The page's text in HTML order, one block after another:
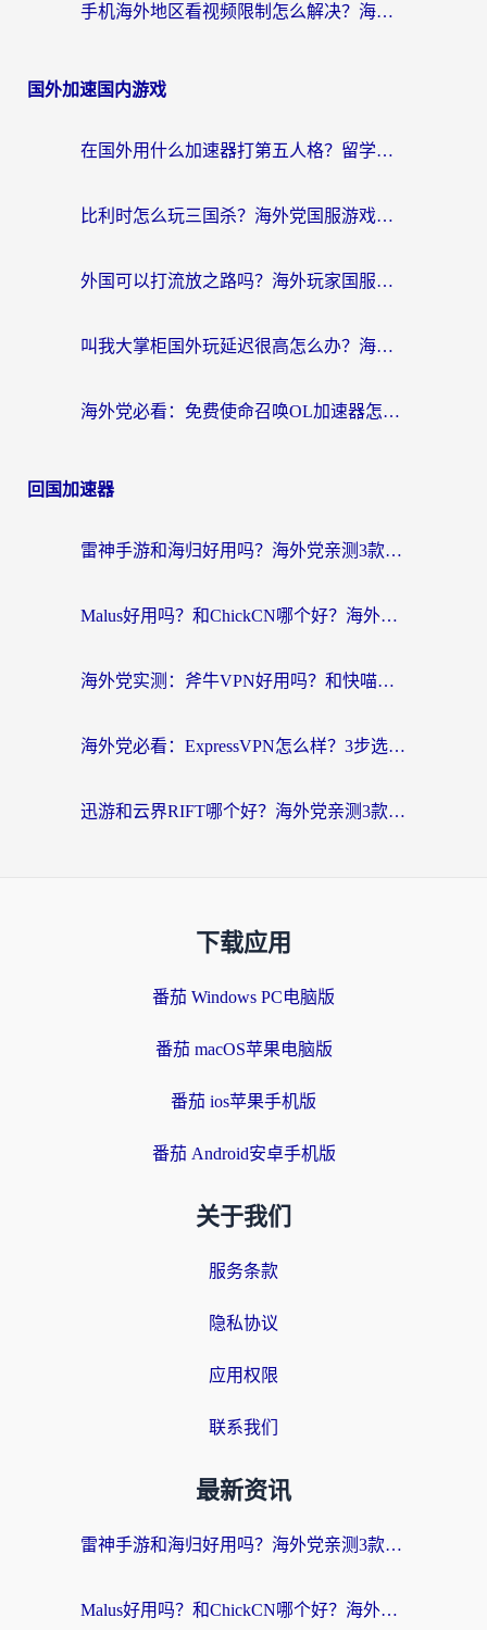
手机海外地区看视频限制怎么解决？海外党追剧看片的实用指南
国外加速国内游戏
在国外用什么加速器打第五人格？留学生亲测：这6个功能才是关键！
比利时怎么玩三国杀？海外党国服游戏加速器终极指南（附问道CODOL优化方案）
外国可以打流放之路吗？海外玩家国服游戏畅玩终极指南（附实测推荐）
叫我大掌柜国外玩延迟很高怎么办？海外党亲测的国服游戏加速全攻略
海外党必看：免费使命召唤OL加速器怎么选？3个国服游戏加速痛点一次性解决
回国加速器
雷神手游和海归好用吗？海外党亲测3款热门回国加速器+番茄加速器深度体验
Malus好用吗？和ChickCN哪个好？海外党亲测：选对回国加速器，追剧游戏不卡顿
海外党实测：斧牛VPN好用吗？和快喵VPN对比哪个回国效果更好？附3款热门加速器深度分析
海外党必看：ExpressVPN怎么样？3步选对回国加速器，无缝刷国内剧玩手游
迅游和云界RIFT哪个好？海外党亲测3款回国加速器，教你无缝刷国内剧玩游戏
下载应用
番茄 Windows PC电脑版
番茄 macOS苹果电脑版
番茄 ios苹果手机版
番茄 Android安卓手机版
关于我们
服务条款
隐私协议
应用权限
联系我们
最新资讯
雷神手游和海归好用吗？海外党亲测3款热门回国加速器+番茄加速器深度体验
Malus好用吗？和ChickCN哪个好？海外党亲测：选对回国加速器，追剧游戏不卡顿